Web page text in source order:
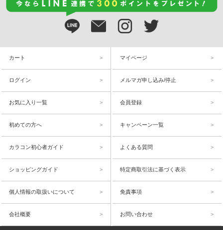
カート マイページ
ログイン メルマガ申し込み/停止
お気に入り一覧 会員登録
初めての方へ キャンペーン一覧
カラコン初心者ガイド よくある質問
ショッピングガイド 特定商取引法に基づく表示
個人情報の取扱いについて 免責事項
会社概要 お問い合わせ